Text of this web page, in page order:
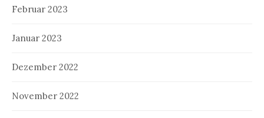
Februar 2023
Januar 2023
Dezember 2022
November 2022